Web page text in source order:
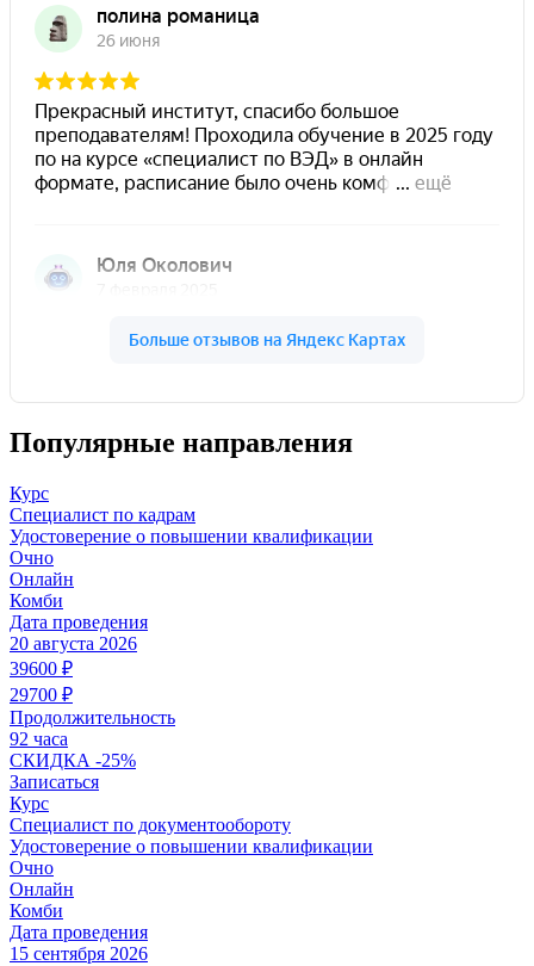
Популярные направления
Курс
Специалист по кадрам
Удостоверение о повышении квалификации
Очно
Онлайн
Комби
Дата проведения
20 августа 2026
39600 ₽
29700 ₽
Продолжительность
92 часа
СКИДКА -25%
Записаться
Курс
Специалист по документообороту
Удостоверение о повышении квалификации
Очно
Онлайн
Комби
Дата проведения
15 сентября 2026